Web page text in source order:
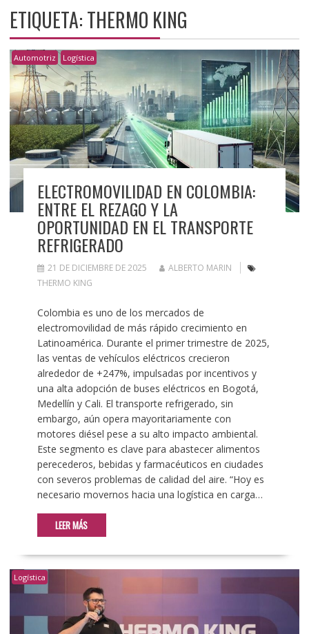
ETIQUETA:THERMO KING
Automotriz Logística
ELECTROMOVILIDAD EN COLOMBIA:
ENTRE EL REZAGO Y LA
OPORTUNIDAD EN EL TRANSPORTE
REFRIGERADO
21 DE DICIEMBRE DE 2025
ALBERTO MARIN
THERMO KING
Colombia es uno de los mercados de
electromovilidad de más rápido crecimiento en
Latinoamérica. Durante el primer trimestre de 2025,
las ventas de vehículos eléctricos crecieron
alrededor de +247%, impulsadas por incentivos y
una alta adopción de buses eléctricos en Bogotá,
Medellín y Cali. El transporte refrigerado, sin
embargo, aún opera mayoritariamente con
motores diésel pese a su alto impacto ambiental.
Este segmento es clave para abastecer alimentos
perecederos, bebidas y farmacéuticos en ciudades
con severos problemas de calidad del aire. “Hoy es
necesario movernos hacia una logística en carga…
LEER MÁS
Logística